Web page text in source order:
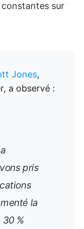
sur
Jones,
a observé :
pris
la
%